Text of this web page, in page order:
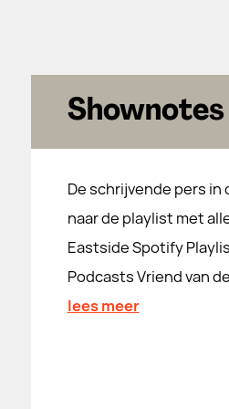
Shownotes
De schrijvende pers in
naar de playlist met
Eastside Spotify
Podcasts Vriend van
lees meer